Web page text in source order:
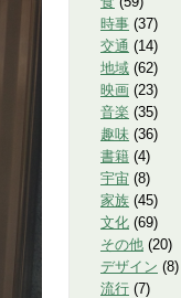
時事 (37)
交通 (14)
地域 (62)
映画 (23)
音楽 (35)
趣味 (36)
書籍 (4)
宇宙 (8)
家族 (45)
文化 (69)
その他 (20)
デザイン (8)
流行 (7)